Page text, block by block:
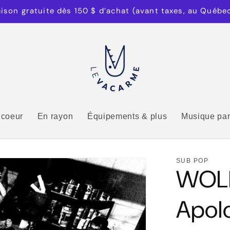
gratuite dès 150 $ d’achat (avant taxes, au
En rayon Équipements & plus Musique
SUB POP